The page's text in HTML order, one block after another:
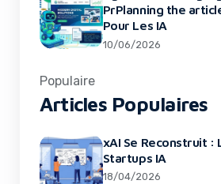
PrPlanning the
Pour Les IA
10/06/2026
Populaire
Articles Populaires
xAI Se Reconstruit :
Startups IA
18/04/2026